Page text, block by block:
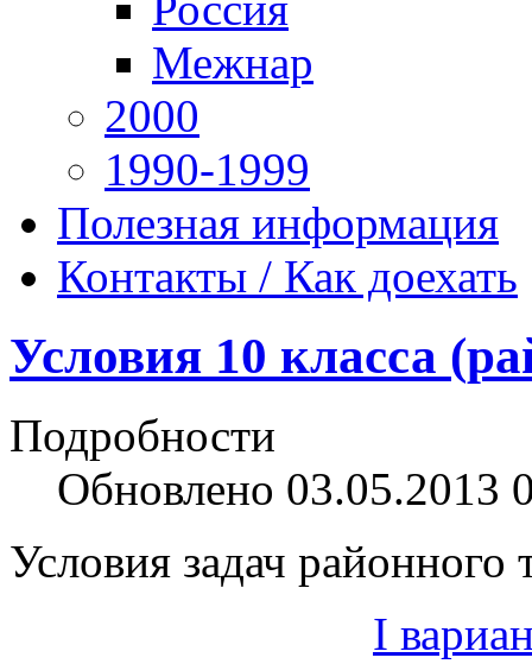
Межнар
2000
1990-1999
Полезная информация
Контакты / Как доехать
Условия 10 класса
Подробности
Обновлено 03.05.2013
Условия задач районного
I